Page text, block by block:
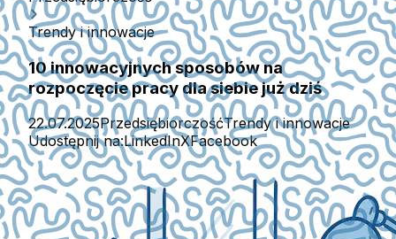
Trendy i innowacje
10 innowacyjnych sposobów na
rozpoczęcie pracy dla siebie już dziś
22.07.2025PrzedsiębiorczośćTrendy i innowacje
Udostępnij na:LinkedInXFacebook